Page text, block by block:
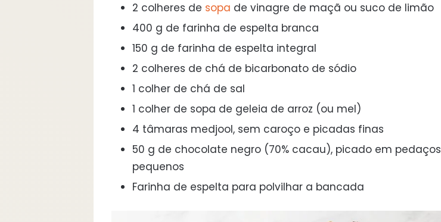
2 colheres de sopa de vinagre de maçã ou suco de limão
400 g de farinha de espelta branca
150 g de farinha de espelta integral
2 colheres de chá de bicarbonato de sódio
1 colher de chá de sal
1 colher de sopa de geleia de arroz (ou mel)
4 tâmaras medjool, sem caroço e picadas finas
50 g de chocolate negro (70% cacau), picado em pedaços
pequenos
Farinha de espelta para polvilhar a bancada